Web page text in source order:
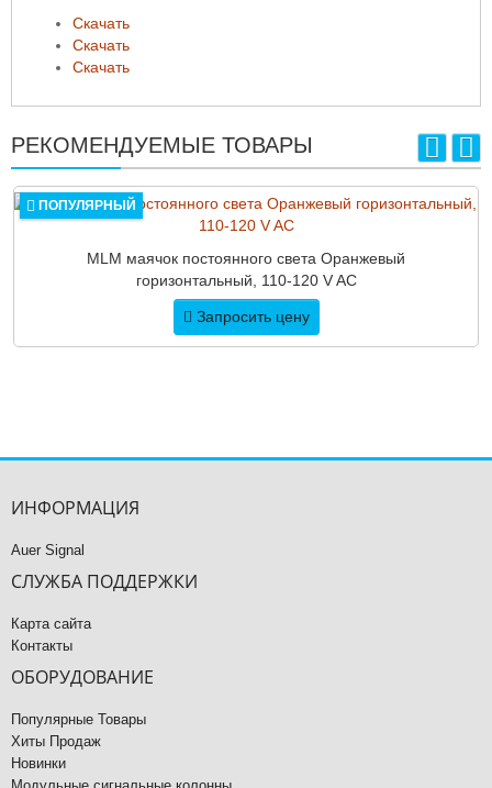
Скачать
Скачать
Скачать
РЕКОМЕНДУЕМЫЕ ТОВАРЫ
ПОПУЛЯРНЫЙ
MLM маячок постоянного света Оранжевый
горизонтальный, 110-120 V AC
Запросить цену
ИНФОРМАЦИЯ
Auer Signal
СЛУЖБА ПОДДЕРЖКИ
Карта сайта
Контакты
ОБОРУДОВАНИЕ
Популярные Товары
Хиты Продаж
Новинки